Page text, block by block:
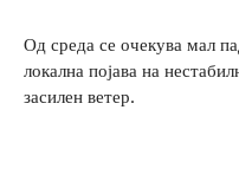
Од среда се очекува мал
локална појава на
засилен ветер.